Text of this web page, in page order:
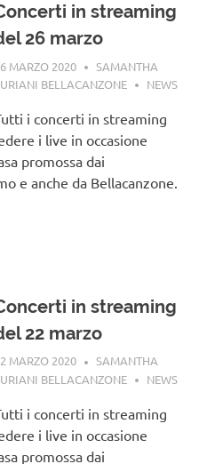
in streaming
26 marzo
MARZO 2020
SAMANTHA
BELLACANZONE
NEWS
i concerti in streaming
i live in occasione
promossa dai
e anche da Bellacanzone.
in streaming
22 marzo
MARZO 2020
SAMANTHA
BELLACANZONE
NEWS
i concerti in streaming
i live in occasione
promossa dai